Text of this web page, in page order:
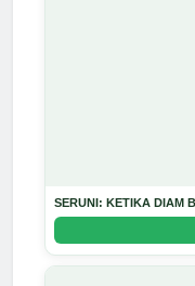
SERUNI: KETIKA DIAM